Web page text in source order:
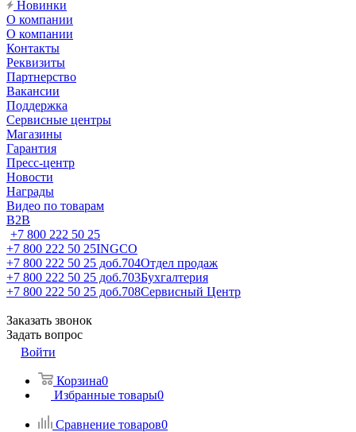
Новинки
О компании
О компании
Контакты
Реквизиты
Партнерство
Вакансии
Поддержка
Сервисные центры
Магазины
Гарантия
Пресс-центр
Новости
Награды
Видео по товарам
B2B
+7 800 222 50 25
+7 800 222 50 25INGCO
+7 800 222 50 25 доб.704Отдел продаж
+7 800 222 50 25 доб.703Бухгалтерия
+7 800 222 50 25 доб.708Сервисный Центр
Заказать звонок
Задать вопрос
Войти
Корзина0
Избранные товары0
Сравнение товаров0